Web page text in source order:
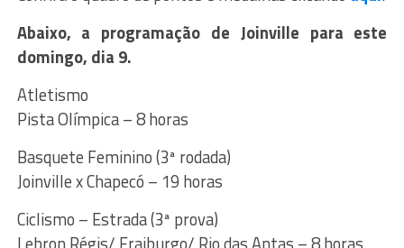
Abaixo, a programação de Joinville para este
domingo, dia 9.
Atletismo
Pista Olímpica – 8 horas
Basquete Feminino (3ª rodada)
Joinville x Chapecó – 19 horas
Ciclismo – Estrada (3ª prova)